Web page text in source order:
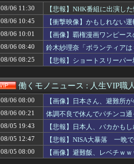
【悲報】浅田真央ちゃんの婚活条件ｗｗ
ボクシング元世界王者・薬師寺保栄被告
【朗報】のんさん(33)のちょうどいいボデ
sex射精ﾜｲ「オラ！孕め！ｗｗｗｗｗｗｗ
【衝撃】マツダ、CX-5がバカ売れで黒字
元カノが別の男の精液子宮にしこたま溜
15階建てマンションのガラス清掃をして
【画像】さすがにデカすぎるコスプレイヤ
入試情報サイトに「中国人避けの文字列」
【画像】昔の日本人の水着、ゑっちｗｗｗ
【画像】女教師さん「年頃の男の子がい
【悲報】 AKB公演後のお見送り動画が飛
【画像】覇権漫画ワンピースの主人公モ
【画像】居酒屋上司「おい、この中から
【動画】かもしれない運転、限界突破ｗｗ
【悲報】アメリカで今も続いてる近親相
08/06 11:30
【悲報】NHK番組に出演し
08/06 10:45
【衝撃映像】かもしれない
08/06 10:01
【画像】覇権漫画ワンピー
08/06 08:40
鈴木紗理奈「ボランティア
08/06 08:25
【悲報】ショートスリーパ
働くモノニュース : 人生VIP職
08/06 08:00
【画像】日本さん、避難所
08/06 00:21
体調不良で休んでパチンコ
08/05 19:43
【悲報】日本人、バカかも
08/05 12:47
【悲報】NISA大暴落 一晩
08/05 08:00
【画像】避難飯、レベチｗ